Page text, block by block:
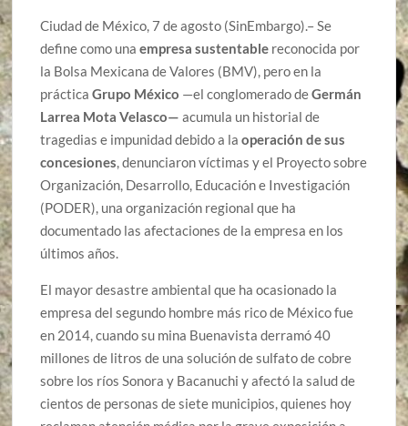
Ciudad de México, 7 de agosto (SinEmbargo).– Se
define como unaempresa sustentable reconocida por
la Bolsa Mexicana de Valores (BMV), pero en la
prácticaGrupo México —el conglomerado deGermán
Larrea Mota Velasco— acumula un historial de
tragedias e impunidad debido a laoperación de sus
concesiones, denunciaron víctimas y el Proyecto sobre
Organización, Desarrollo, Educación e Investigación
(PODER), una organización regional que ha
documentado las afectaciones de la empresa en los
últimos años.
El mayor desastre ambiental que ha ocasionado la
empresa del segundo hombre más rico de México fue
en 2014, cuando su mina Buenavista derramó 40
millones de litros de una solución de sulfato de cobre
sobre los ríos Sonora y Bacanuchi y afectó la salud de
cientos de personas de siete municipios, quienes hoy